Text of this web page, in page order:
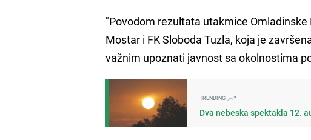
"Povodom rezultata utakmice
Mostar i FK Sloboda Tuzla, koja je
važnim upoznati javnost sa okolnostima
TRENDING
Dva nebeska spektakla 12.